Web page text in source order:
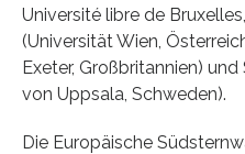
Université libre de
(Universität Wien,
Exeter, Großbritannien)
von Uppsala, Schweden).
Die Europäische